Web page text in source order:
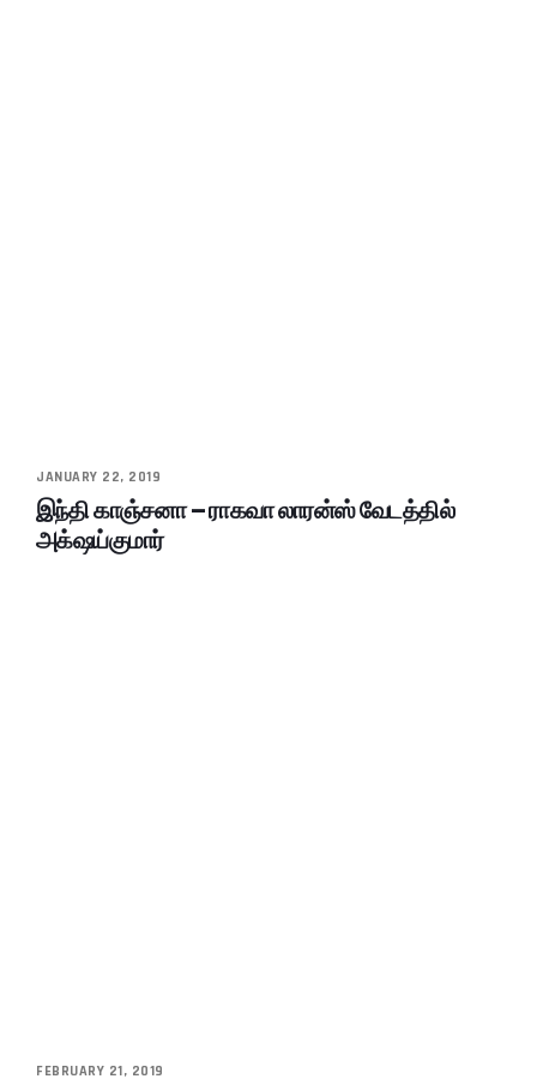
JANUARY 22, 2019
இந்தி காஞ்சனா – ராகவா லாரன்ஸ் வேடத்தில்
அக்‌ஷய்குமார்
FEBRUARY 21, 2019